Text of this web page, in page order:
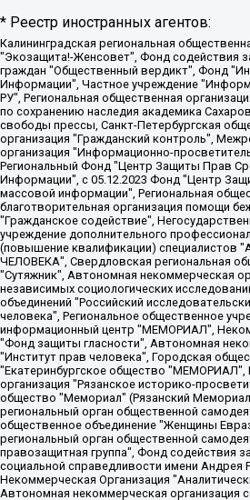
* Реестр иностранных агентов:
Калининградская региональная общественная организация "Экозащита!-Женсовет", Фонд содействия защите прав и свобод граждан "Общественный вердикт", Фонд "Институт Развития Свободы Информации", Частное учреждение "Информационное агентство МЕМО. РУ", Региональная общественная организация "Общественная комиссия по сохранению наследия академика Сахарова", Фонд поддержки свободы прессы, Санкт-Петербургская общественная правозащитная организация "Гражданский контроль", Межрегиональная общественная организация "Информационно-просветительский центр "Мемориал", Региональный Фонд "Центр Защиты Прав Средств Массовой Информации", с 05.12.2023 Фонд "Центр Защиты Прав Средств массовой информации", Региональная общественная благотворительная организация помощи беженцам и мигрантам "Гражданское содействие", Негосударственное образовательное учреждение дополнительного профессионального образования (повышение квалификации) специалистов "АКАДЕМИЯ ПО ПРАВАМ ЧЕЛОВЕКА", Свердловская региональная общественная организация "Сутяжник", Автономная некоммерческая организация "Центр независимых социологических исследований", Союз общественных объединений "Российский исследовательский центр по правам человека", Региональное общественное учреждение научно-информационный центр "МЕМОРИАЛ", Некоммерческая организация "Фонд защиты гласности", Автономная некоммерческая организация "Институт прав человека", Городская общественная организация "Екатеринбургское общество "МЕМОРИАЛ", Городская общественная организация "Рязанское историко-просветительское и правозащитное общество "Мемориал" (Рязанский Мемориал), Челябинский региональный орган общественной самодеятельности – женское общественное объединение "Женщины Евразии", Челябинский региональный орган общественной самодеятельности "Уральская правозащитная группа", Фонд содействия защите здоровья и социальной справедливости имени Андрея Рылькова, Автономная Некоммерческая Организация "Аналитический Центр Юрия Левады", Автономная некоммерческая организация социальной поддержки населения "Проект Апрель", Региональная общественная организация помощи женщинам и детям, находящимся в кризисной ситуации "Информационно-методический центр "Анна", Фонд содействия развитию массовых коммуникаций и правовому просвещению "Так-так-Так", Фонд содействия устойчивому развитию "Серебряная тайга", Свердловский региональный общественный фонд социальных проектов "Новое время", "Idel.Реалии", Кавказ.Реалии, Крым.Реалии, Телеканал Настоящее Время, Татаро-башкирская служба Радио Свобода (Azatliq Radiosi), Радио Свободная Европа/Радио Свобода (PCE/PC), "Сибирь.Реалии", "Фактограф", Благотворительный фонд помощи осужденным и их семьям, Автономная некоммерческая организация "Институт глобализации и социальных движений", Фонд "В защиту прав заключенных", Частное учреждение "Центр поддержки и содействия развитию средств массовой информации", Пензенский региональный общественный благотворительный фонд "Гражданский союз", "Север.Реалии", Некоммерческая организация Фонд "Правовая инициатива", Общество с ограниченной ответственностью "Радио Свободная Европа/Радио Свобода", Чешское информационное агентство "MEDIUM-ORIENT", Красноярская региональная общественная организация "Мы против СПИДа", Камалягин Денис Николаевич, Маркелов Сергей Евгеньевич, Пономарев Лев Александрович, Савицкая Людмила Алексеевна, Автономная некоммерческая организация "Центр по работе с проблемой насилия "НАСИЛИЮ.НЕТ", Межрегиональный профессиональный союз работников здравоохранения "Альянс врачей", Юридическое лицо, зарегистрированное в Латвийской Республике, SIA "Medusa Project" (регистрационный номер 40103797863, дата регистрации 10.06.2014), Некоммерческая организация "Фонд по борьбе с коррупцией", Автономная некоммерческая организация "Институт права и публичной политики", Баданин Роман Сергеевич, Гликин Максим Александрович, Железнова Мария Михайловна, Лукьянова Юлия Сергеевна, Маетная Елизавета Витальевна, Маняхин Петр Борисович, Чуракова Ольга Владимировна, Ярош Юлия Петровна, Юридическое лицо "The Insider SIA", зарегистрированное в Риге, Латвийская Республика (дата регистрации 26.06.2015), являющееся администратором доменного имени интернет-издания "The Insider SIA", https://theins.ru, Постернак Алексей Евгеньевич, Рубин Михаил Аркадьевич, Анин Роман Александрович, Юридическое лицо Istories fonds, зарегистрированное в Латвийской Республике (регистрационный номер 50008295751, дата регистрации 24.02.2020), Великовский Дмитрий Александрович, Долинина Ирина Николаевна, Мароховская Алеся Алексеевна, Шлейнов Роман Юрьевич, Шмагун Олеся Валентиновна, Общество с ограниченной ответственностью "Альтаир 2021", Общество с ограниченной ответственностью "Вега 2021", Общество с ограниченной ответственностью "Главный редактор 2021", Общество с ограниченной ответственностью "Ромашки монолит", Важенков Артем Валерьевич, Ивановская областная общественная организация "Центр гендерных исследований", Гурман Юрий Альбертович, Медиапроект "ОВД-Инфо", Егоров Владимир Владимирович, Жилинский Владимир Александрович, Общество с ограниченной ответственностью "ЗП", Иванова София Юрьевна, Карезина Инна Павловна, Кильтау Екатерина Викторовна, Петров Алексей Викторович, Пискунов Сергей Евгеньевич, Смирнов Сергей Сергеевич, Тихонов Михаил Сергеевич, Общество с ограниченной ответственностью "ЖУРНАЛИСТ-ИНОСТРАННЫЙ АГЕНТ", Арапова Галина Юрьевна, Вольтская Татьяна Анатольевна, Американская компания "Mason G.E.S. Anonymous Foundation" (США), являющаяся владельцем интернет-издания https://mnews.world/, Компания "Stichting Bellingcat", зарегистрированная в Нидерландах (дата регистрации 11.07.2018), Захаров Андрей Вячеславович, Клепиковская Екатерина Дмитриевна, Общество с ограниченной ответственностью "МЕМО", Перл Роман Александрович, Симонов Евгений Алексеевич, Соловьева Елена Анатольевна, Сотников Даниил Владимирович, Сурначева Елизавета Дмитриевна, Автономная некоммерческая организация по защите прав человека и информированию населения "Якутия – Наше Мнение", Общество с ограниченной ответственностью "Москоу диджитал медиа", с 26.01.2023 Общество с ограниченной ответственностью "Чайка Белые сады", Ветошкина Валерия Валерьевна, Заговора Максим Александрович, Межрегиональное общественное движение "Российская ЛГБТ - сеть", Оленичев Максим Владимирович, Павлов Иван Юрьевич, Скворцова Елена Сергеевна, Общество с ограниченной ответственностью "Как бы инагент", Кочетков Игорь Викторович, Общество с ограниченной ответственностью "Честные выборы", Еланчик Олег Александрович, Общество с ограниченной ответственностью "Нобелевский призыв", Гималова Регина Эмилевна, Григорьев Андрей Валерьевич, Григорьева Алина Александровна, Ассоциация по содействию защите прав призывников, альтернативнослужащих и военнослужащих "Правозащитная группа "Гражданин.Армия.Право", Хисамова Регина Фаритовна, Автономная некоммерческая организация по реализации социально-правовых программ "Лилит", Дальневосточное общественное движение "Маяк", Санкт-Петербургская ЛГБТ-инициативная группа "Выход", Инициативная группа ЛГБТ+ "Реверс", Алексеев Андрей Викторович, Бекбулатова Таисия Львовна, Беляев Иван Михайлович, Владыкина Елена Сергеевна, Гельман Марат Александрович, Никульшина Вероника Юрьевна, Толоконникова Надежда Андреевна, Шендерович Виктор Анатольевич, Общество с ограниченной ответственностью "Данное сообщение", Общество с ограниченной ответственностью Издательский дом "Новая глава", Айнбиндер Александра